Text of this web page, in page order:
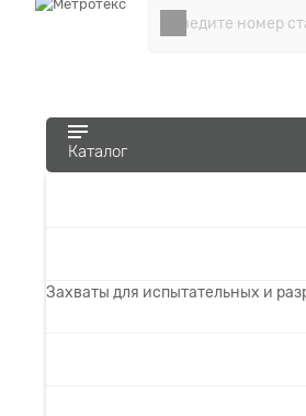
Каталог
Захваты для испытательных и